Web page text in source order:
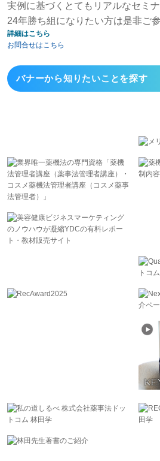
実例に基づくとてもリアルなセミナ
24年勝ち組になりたい方は是非ご
詳細はこちら
お問合せはこちら
バナーから知りたいことを探す